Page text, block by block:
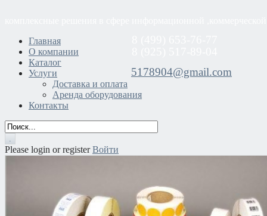
5178904@gmail.com
Главная
О компании
Каталог
Услуги
Доставка и оплата
Аренда оборудования
Контакты
Please login or register Войти